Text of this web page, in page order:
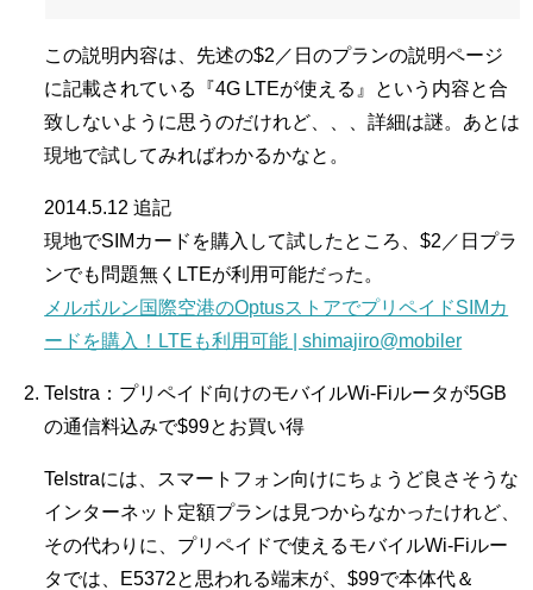
この説明内容は、先述の$2／日のプランの説明ページ
に記載されている『4G LTEが使える』という内容と合
致しないように思うのだけれど、、、詳細は謎。あとは
現地で試してみればわかるかなと。
2014.5.12 追記
現地でSIMカードを購入して試したところ、$2／日プラ
ンでも問題無くLTEが利用可能だった。
メルボルン国際空港のOptusストアでプリペイドSIMカ
ードを購入！LTEも利用可能 | shimajiro@mobiler
Telstra：プリペイド向けのモバイルWi-Fiルータが5GB
の通信料込みで$99とお買い得
Telstraには、スマートフォン向けにちょうど良さそうな
インターネット定額プランは見つからなかったけれど、
その代わりに、プリペイドで使えるモバイルWi-Fiルー
タでは、E5372と思われる端末が、$99で本体代＆